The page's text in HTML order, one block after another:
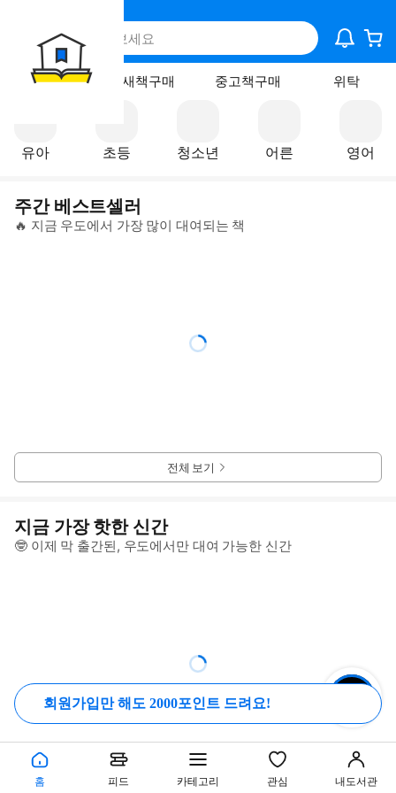
대여 새책구매 중고책구매 위탁
유아 초등 청소년 어른 영어
주간 베스트셀러
🔥 지금 우도에서 가장 많이 대여되는 책
전체 보기
지금 가장 핫한 신간
🤓 이제 막 출간된, 우도에서만 대여 가능한 신간
전체 보기
초등
청소년
회원가입만 해도 2000포인트 드려요!
홈 피드 카테고리 관심 내도서관